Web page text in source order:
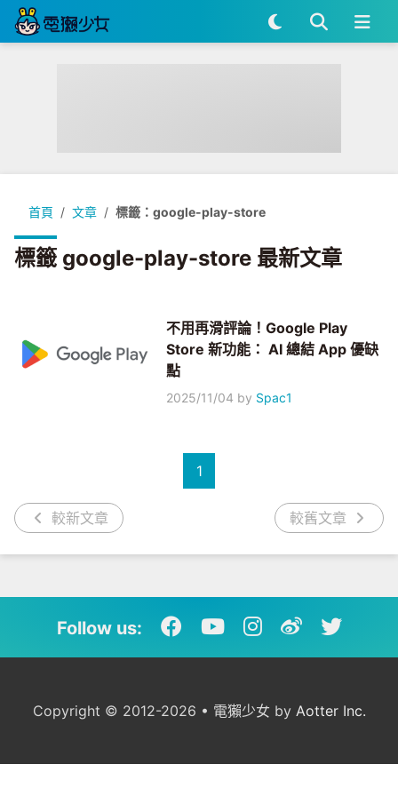
首頁 文章 標籤：google-play-store
標籤 google-play-store 最新文章
不用再滑評論！Google Play
Store 新功能： AI 總結 App 優缺
點
2025/11/04 by Spac1
較新文章
1
較舊文章
Follow us:
Copyright © 2012-2026 • 電獺少女 by Aotter Inc.